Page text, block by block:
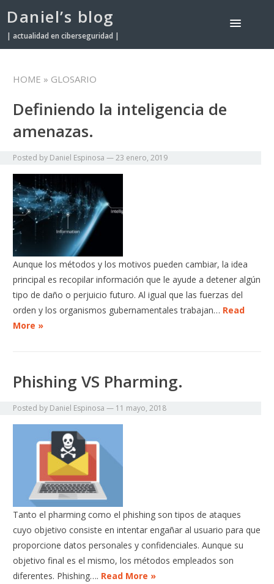
Daniel’s blog
| actualidad en ciberseguridad |
HOME » GLOSARIO
Definiendo la inteligencia de
amenazas.
Posted by Daniel Espinosa —23 enero, 2019
Aunque los métodos y los motivos pueden cambiar, la idea
principal es recopilar información que le ayude a detener algún
tipo de daño o perjuicio futuro. Al igual que las fuerzas del
orden y los organismos gubernamentales trabajan… Read
More »
Phishing VS Pharming.
Posted by Daniel Espinosa — 11 mayo, 2018
Tanto el pharming como el phishing son tipos de ataques
cuyo objetivo consiste en intentar engañar al usuario para que
proporcione datos personales y confidenciales. Aunque su
objetivo final es el mismo, los métodos empleados son
diferentes. Phishing…. Read More »